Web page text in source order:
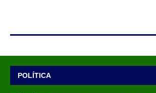
POLÍTICA